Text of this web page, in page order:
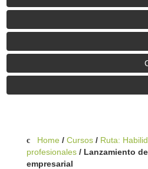
Home / Cursos / Ruta:
profesionales / Lanzamiento
empresarial